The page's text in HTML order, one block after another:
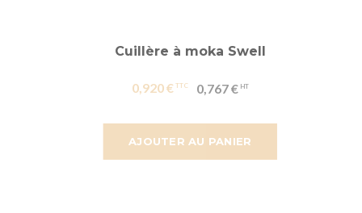
AJOUTER AU PANIER
Cuillère à moka Swell
0,920 € 0,767 €